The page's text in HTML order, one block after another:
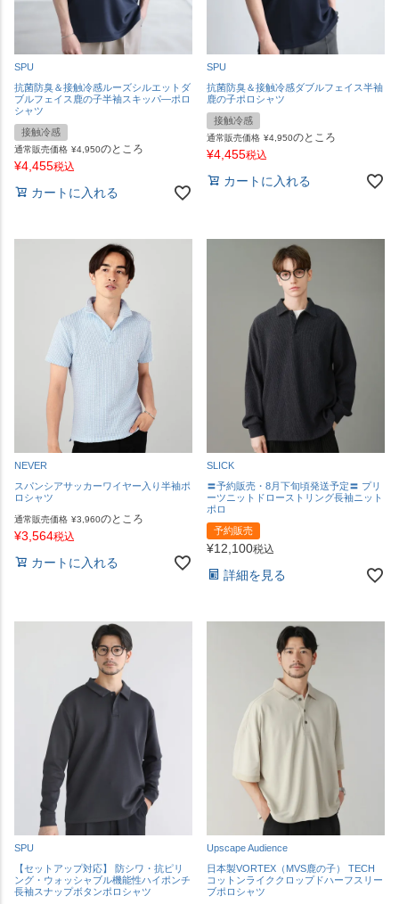
SPU
抗菌防臭＆接触冷感ルーズシルエットダ
ブルフェイス鹿の子半袖スキッパ―ポロ
シャツ
接触冷感
通常販売価格 ¥4,950のところ
¥4,455税込
カートに入れる
SPU
抗菌防臭＆接触冷感ダブルフェイス半袖
鹿の子ポロシャツ
接触冷感
通常販売価格 ¥4,950のところ
¥4,455税込
カートに入れる
NEVER
スパンシアサッカーワイヤー入り半袖ポ
ロシャツ
通常販売価格 ¥3,960のところ
¥3,564税込
カートに入れる
SLICK
〓予約販売・8月下旬頃発送予定〓 プリ
ーツニットドローストリング長袖ニット
ポロ
予約販売
¥12,100税込
詳細を見る
SPU
【セットアップ対応】 防シワ・抗ピリ
ング・ウォッシャブル機能性ハイポンチ
長袖スナップボタンポロシャツ
Upscape Audience
日本製VORTEX（MVS鹿の子） TECH
コットンライククロップドハーフスリー
ブポロシャツ